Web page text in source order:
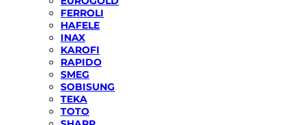
FERROLI
HAFELE
INAX
KAROFI
RAPIDO
SMEG
SOBISUNG
TEKA
TOTO